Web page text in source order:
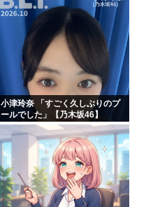
小津玲奈 「すごく久しぶりのプ
ールでした」【乃木坂46】